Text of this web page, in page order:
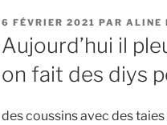
PUBLIÉ
LE
6 FÉVRIER 2021 PAR ALINE
Aujourd’hui il
on fait des diys
des coussins avec des